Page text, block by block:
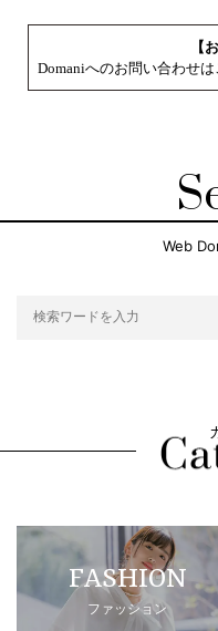
【
Domaniへのお問い合わせは
Web
FASHION
ファッション